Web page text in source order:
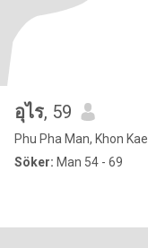
อุไร, 59
Phu Pha Man, Khon
Söker: Man 54 - 69